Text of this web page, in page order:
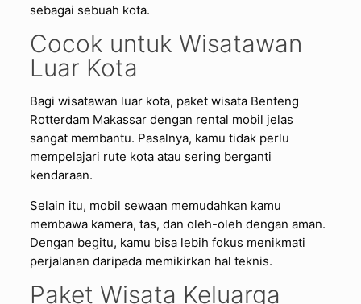
sebagai sebuah kota.
Cocok untuk Wisatawan
Luar Kota
Bagi wisatawan luar kota, paket wisata Benteng
Rotterdam Makassar dengan rental mobil jelas
sangat membantu. Pasalnya, kamu tidak perlu
mempelajari rute kota atau sering berganti
kendaraan.
Selain itu, mobil sewaan memudahkan kamu
membawa kamera, tas, dan oleh-oleh dengan aman.
Dengan begitu, kamu bisa lebih fokus menikmati
perjalanan daripada memikirkan hal teknis.
Paket Wisata Keluarga